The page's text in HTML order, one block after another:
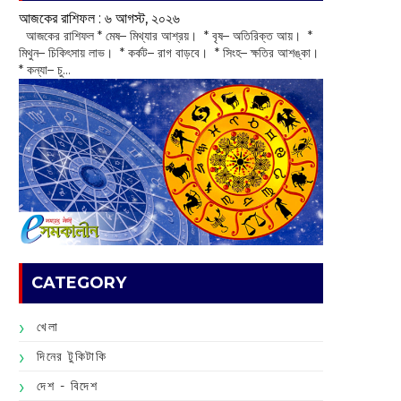
আজকের রাশিফল :‌ ‌‌৬ আগস্ট, ২০২৬
‌ আজকের রাশিফল * মেষ– মিথ্যার আশ্রয়। * বৃষ– অতিরিক্ত আয়। *
মিথুন– চিকিৎসায় লাভ। * কর্কট– রাগ বাড়বে। * সিংহ– ক্ষতির আশঙ্কা।
* কন্যা– চু...
CATEGORY
খেলা
দিনের টুকিটাকি
দেশ - বিদেশ